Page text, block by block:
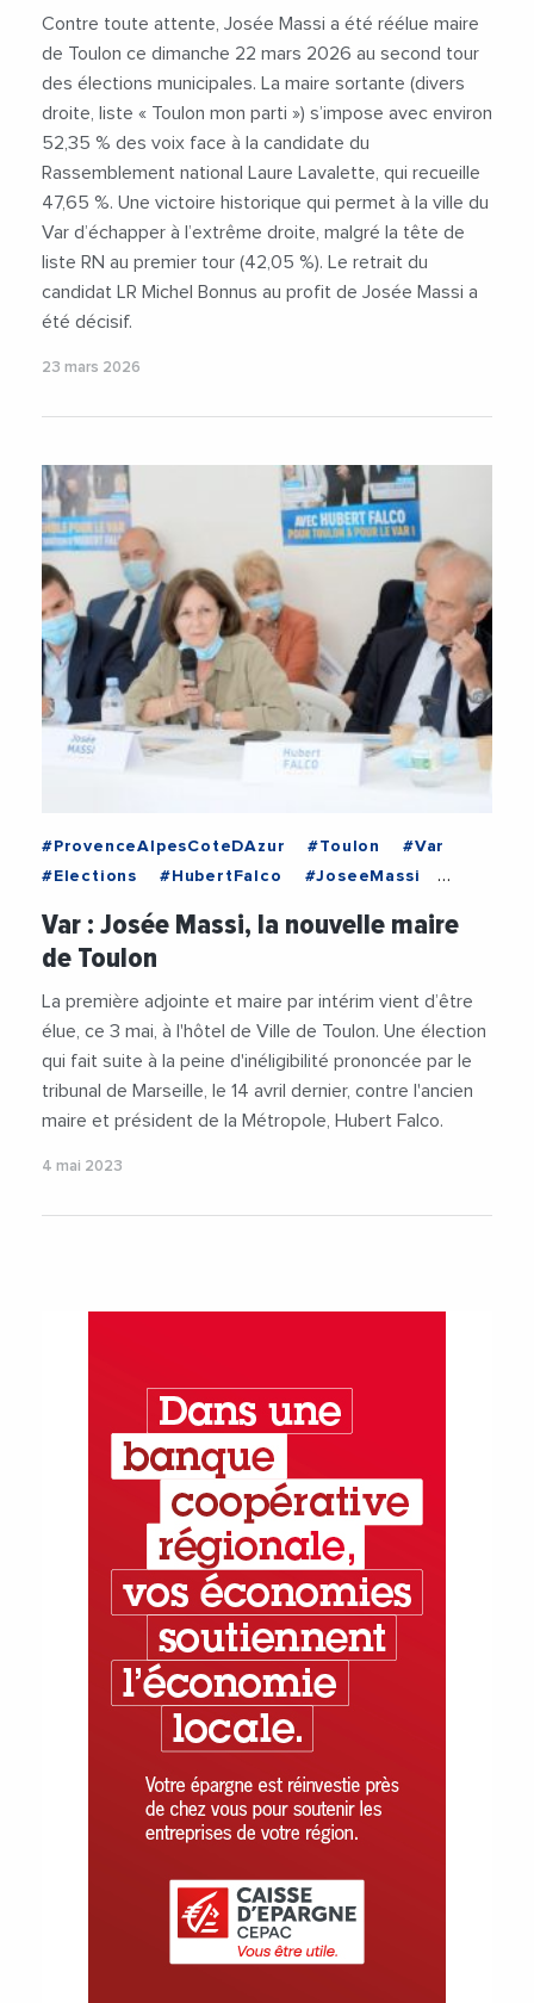
Contre toute attente, Josée Massi a été réélue maire
de Toulon ce dimanche 22 mars 2026 au second tour
des élections municipales. La maire sortante (divers
droite, liste « Toulon mon parti ») s’impose avec environ
52,35 % des voix face à la candidate du
Rassemblement national Laure Lavalette, qui recueille
47,65 %. Une victoire historique qui permet à la ville du
Var d’échapper à l’extrême droite, malgré la tête de
liste RN au premier tour (42,05 %). Le retrait du
candidat LR Michel Bonnus au profit de Josée Massi a
été décisif.
23 mars 2026
#ProvenceAlpesCoteDAzur #Toulon
#Var
#Elections
#HubertFalco
#JoseeMassi
#VilleDeToulon
Var : Josée Massi, la nouvelle maire
de Toulon
La première adjointe et maire par intérim vient d’être
élue, ce 3 mai, à l'hôtel de Ville de Toulon. Une élection
qui fait suite à la peine d'inéligibilité prononcée par le
tribunal de Marseille, le 14 avril dernier, contre l'ancien
maire et président de la Métropole, Hubert Falco.
4 mai 2023